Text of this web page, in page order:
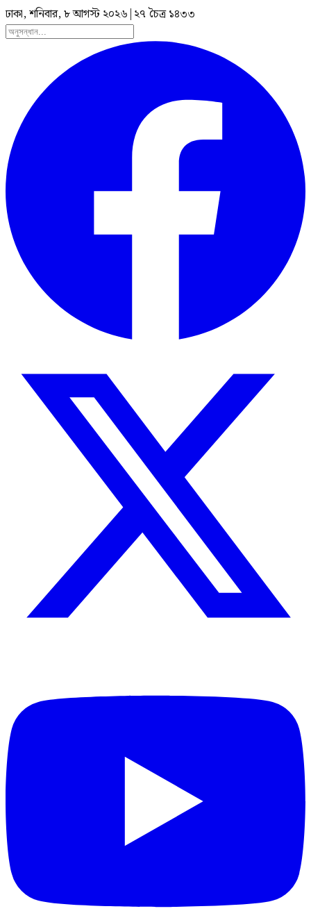
ঢাকা, শনিবার, ৮ আগস্ট ২০২৬ | ২৭ চৈত্র ১৪৩৩